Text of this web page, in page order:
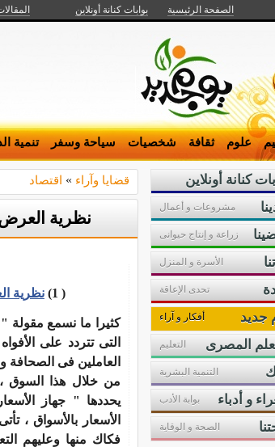
الصفحة الرئيسية بوابات كنانة أونلاين
علوم ثقافة شخصيات سياحة وسفر تنمية
قضايا وآراء » اقتصاد
نظرية
( 1) نظرية
كثيرا ما نسمع
التى تتردد على
العاملين فى الصحافة
من خلال هذا السوق ،
يحددها " جهاز
الأسعار بالأسواق ،
فكاك منها وعليهم
كنانة أونلاين
مشروعات و أعمال
زراعة و إنتاج حيوانى
الأسرة و المنزل
تحدى الإعاقة
جديد أفكار و آراء
المصرى التعليم
التنمية البشرية
و أدباء بوابة الأدب
الصحة و الوقاية